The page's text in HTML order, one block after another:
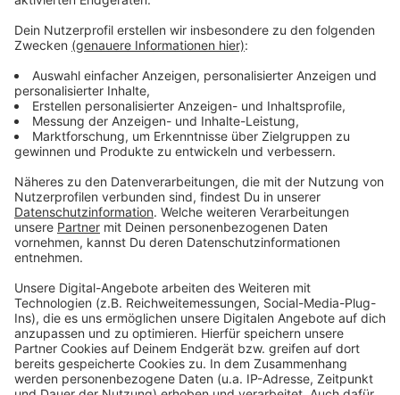
bekommt den Sonderpreis für einen eigenen
Weizenanbau in unmittelbarer Nachbarschaft. Der
Weizen wird in Zusammenarbeit mit einem Landwirt in
einer Kornmühle weiterverarbeitet und dann im Betrieb
für hochwertige Brot- und Backwaren verwendet. Das
spart CO2 und leistet einen wertvollen Beitrag zum
Klimaschutz, sagt die Jury.
Anzeige
©HWK/Teamfoto Marquardt
Anzeige